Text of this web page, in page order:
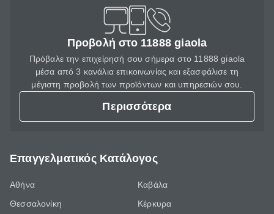
Προβολή στο 11888 giaola
Πρόβαλε την επιχείρησή σου σήμερα στο 11888 giaola
μέσα από 3 κανάλια επικοινωνίας και εξασφάλισε τη
μέγιστη προβολή των προϊόντων και υπηρεσιών σου.
Περισσότερα
Επαγγελματικός Κατάλογος
Αθήνα
Θεσσαλονίκη
Καβάλα
Κέρκυρα